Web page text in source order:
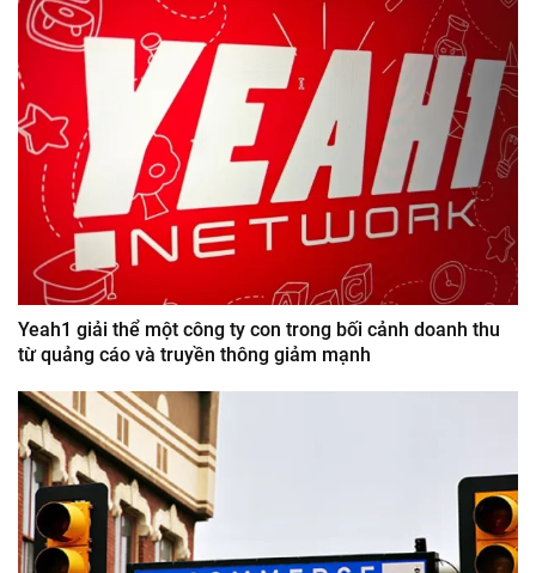
Yeah1 giải thể một công ty con trong bối cảnh doanh thu
từ quảng cáo và truyền thông giảm mạnh